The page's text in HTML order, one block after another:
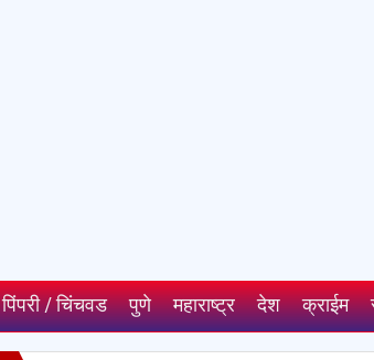
पिंपरी / चिंचवड पुणे महाराष्ट्र देश क्राईम